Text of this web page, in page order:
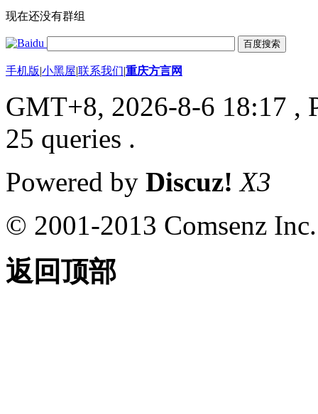
现在还没有群组
手机版|小黑屋|联系我们|重庆方言网
GMT+8, 2026-8-6 18:17 ,
25 queries .
Powered by Discuz! X3
© 2001-2013 Comsenz Inc.
返回顶部